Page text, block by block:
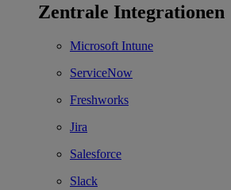
Zentrale Integrationen
Microsoft Intune
ServiceNow
Freshworks
Jira
Salesforce
Slack